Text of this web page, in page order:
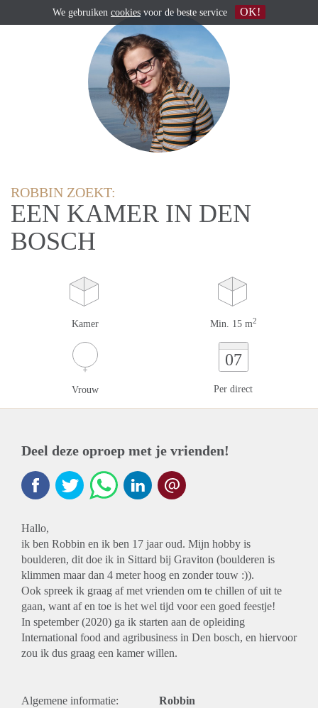
ROBBIN ZOEKT:
EEN KAMER IN DEN
BOSCH
Kamer Min. 15 m2
Vrouw
07
Per direct
Deel deze oproep met je vrienden!
Hallo,
ik ben Robbin en ik ben 17 jaar oud. Mijn hobby is
boulderen, dit doe ik in Sittard bij Graviton (boulderen is
klimmen maar dan 4 meter hoog en zonder touw :)).
Ook spreek ik graag af met vrienden om te chillen of uit te
gaan, want af en toe is het wel tijd voor een goed feestje!
In spetember (2020) ga ik starten aan de opleiding
International food and agribusiness in Den bosch, en hiervoor
zou ik dus graag een kamer willen.
Algemene informatie: Robbin
We gebruiken cookies voor de beste service OK!